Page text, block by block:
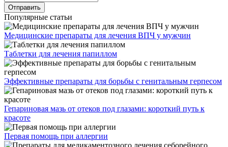
Популярные статьи
Медицинские препараты для лечения ВПЧ у мужчин
Таблетки для лечения папиллом
Эффективные препараты для борьбы с генитальным герпесом
Гепариновая мазь от отеков под глазами: короткий путь к
красоте
Первая помощь при аллергии